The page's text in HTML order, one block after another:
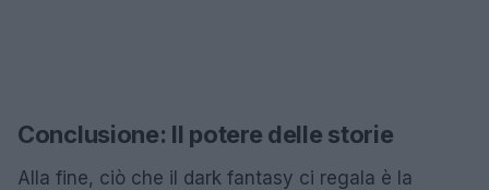
Conclusione: Il potere delle storie
Alla fine, ciò che il dark fantasy ci regala è la